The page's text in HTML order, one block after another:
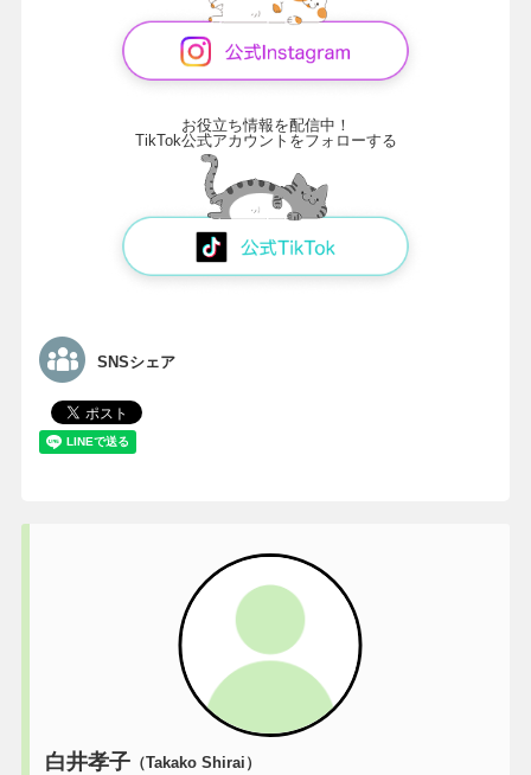
お役立ち情報を配信中！
TikTok公式アカウントをフォローする
SNSシェア
白井孝子（Takako Shirai）